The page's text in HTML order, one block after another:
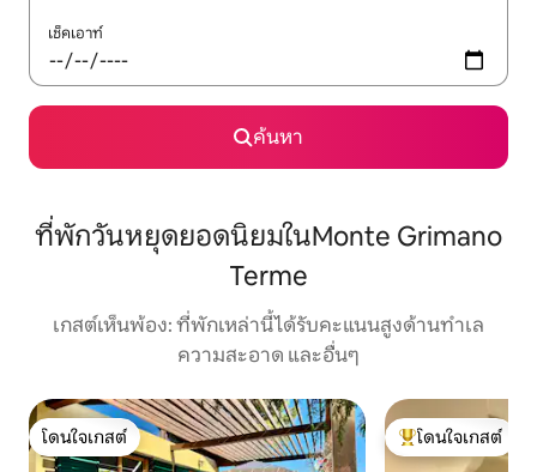
เช็คเอาท์
ค้นหา
ที่พักวันหยุดยอดนิยมในMonte Grimano
Terme
เกสต์เห็นพ้อง: ที่พักเหล่านี้ได้รับคะแนนสูงด้านทำเล
ความสะอาด และอื่นๆ
โดนใจเกสต์
โดนใจเกสต์
โดนใจเกสต์ที่สุด
โดนใจเกสต์